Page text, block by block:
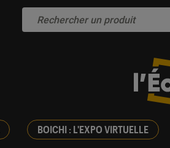
BOICHI : L'EXPO VIRTUELLE